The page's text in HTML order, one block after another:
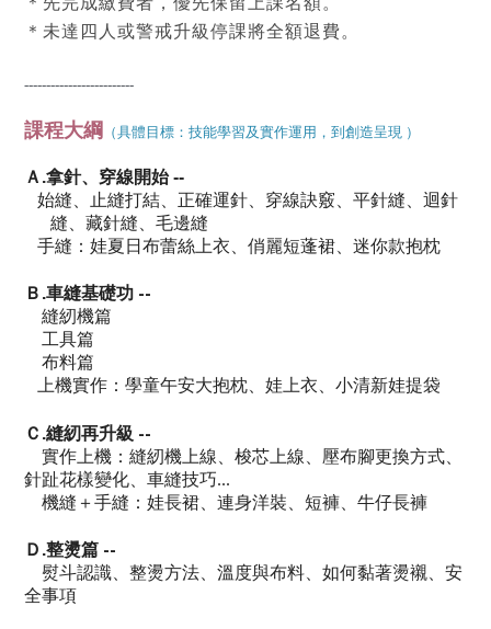
＊未達四人或警戒升級停課將全額退費。
-------------------------
課程大綱 （具體目標：技能學習及實作運用，到創造呈現 ）
Ａ.拿針、穿線開始--
始縫、止縫打結、正確運針、穿線訣竅、平針縫、迴針
縫、藏針縫、毛邊縫
手縫：娃夏日布蕾絲上衣、俏麗短蓬裙、迷你款抱枕
Ｂ.車縫基礎功 --
縫紉機篇
工具篇
布料篇
上機實作：學童午安大抱枕、娃上衣、小清新娃提袋
Ｃ.縫紉再升級 --
實作上機：縫紉機上線、梭芯上線、壓布腳更換方式、
針趾花樣變化、車縫技巧...
機縫＋手縫 ：娃長裙、連身洋裝、短褲、牛仔長褲
Ｄ.整燙篇 --
熨斗認識、整燙方法、溫度與布料、如何黏著燙襯、安
全事項